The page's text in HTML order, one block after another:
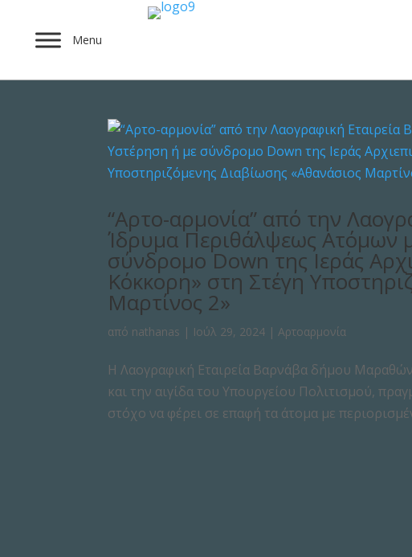
Menu
“Αρτο-αρμονία” από την
Ίδρυμα Περιθάλψεως Ατόμων
σύνδρομο Down της Ιεράς
Κόκκορη» στη Στέγη
Μαρτίνος 2»
από nathanas | Ιούλ 29, 2024 |Αρτοαρμονία
Η Λαογραφική Εταιρεία Βαρνάβα δήμου
και την αιγίδα του Υπουργείου Πολιτισμού,
στόχο να φέρει σε επαφή τα άτομα με